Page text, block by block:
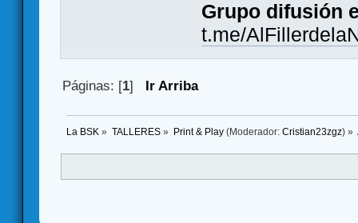
Grupo difusión
t.me/
Páginas: [1] Ir Arriba
La BSK » TALLERES» Print & Play(Moderador: Cristian23zgz) »